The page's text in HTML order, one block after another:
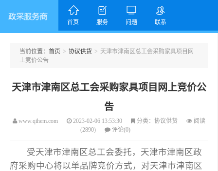
󰊝
首页

服务

问题

联系
当前位置： 首页 > 协议供货 > 天津市津南区总工会采购家具项目网
上竞价公告
天津市津南区总工会采购家具项目网上竞价公
告
www.qihem.com 2023-02-06 13:53:30 分类：协议供货
阅读
(2890)
评论(0)
受天津市津南区总工会委托，天津市津南区政
府采购中心将以单品牌竞价方式，对天津市津南区